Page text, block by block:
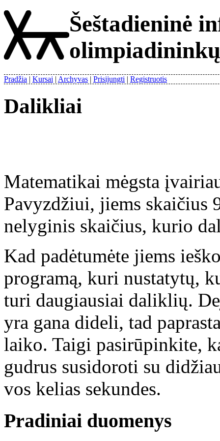
Šeštadieninė
Pradžia Kursai Archyvas Prisijungti Registruotis
Dalikliai
Matematikai mėgsta
Pavyzdžiui, jiems skaičius
nelyginis skaičius, kurio
Kad padėtumėte jiems
programą, kuri nustatytų,
turi daugiausiai daliklių.
yra gana dideli, tad
laiko. Taigi pasirūpinkite,
gudrus susidoroti su
vos kelias sekundes.
Pradiniai duomenys